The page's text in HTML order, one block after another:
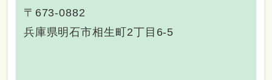
〒673-0882
兵庫県明石市相生町2丁目6-5